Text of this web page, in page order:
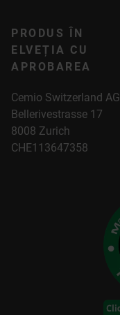
PRODUS ÎN
ELVEȚIA CU
APROBAREA
Cemio Switzerland AG
Bellerivestrasse 17
8008 Zurich
CHE113647358